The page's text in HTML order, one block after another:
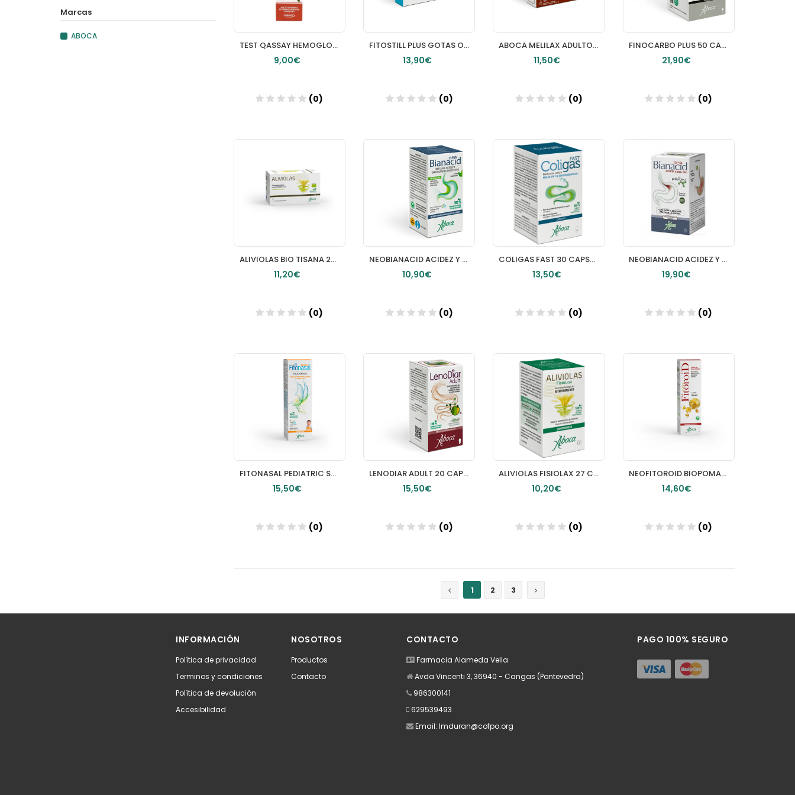
TEST QASSAY HEMOGLOBINA GLICOSILADA
9,00€
(0)
FITOSTILL PLUS GOTAS OCULARES ESTERILES MONODOSIS 05 ML 10 AMPOLLAS
13,90€
(0)
Añadir
ABOCA MELILAX ADULTO 6 MICROENEMAS
11,50€
(0)
Añadir
FINOCARBO PLUS 50 CAPS FRASCO
21,90€
(0)
ALIVIOLAS BIO TISANA 20 FILTROS
11,20€
(0)
Añadir
NEOBIANACID ACIDEZ Y REFLUJO 14 COMP MASTICABLES
10,90€
(0)
Añadir
COLIGAS FAST 30 CAPSULAS
13,50€
(0)
Añadir
NEOBIANACID ACIDEZ Y REFLUJO 45 COMP MASTICABLES
19,90€
(0)
Añadir
FITONASAL PEDIATRIC SPRAY NEBULIZADOR 125 ML
15,50€
(0)
LENODIAR ADULT 20 CAPSULAS
15,50€
(0)
ALIVIOLAS FISIOLAX 27 COMPRIMIDOS
10,20€
(0)
NEOFITOROID BIOPOMADA HEMORROIDAL 40 ML
14,60€
(0)
1
2 3
Marcas
ABOCA
INFORMACIÓN
Política de privacidad
Terminos y condiciones
Política de devolución
Accesibilidad
NOSOTROS
Productos
Contacto
CONTACTO
Farmacia Alameda Vella
Avda Vincenti 3, 36940 - Cangas (Pontevedra)
986300141
629539493
Email: lmduran@cofpo.org
PAGO 100% SEGURO